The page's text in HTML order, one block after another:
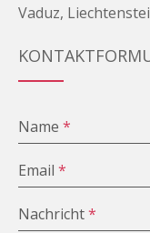
Vaduz,
Name*
Email*
Nachricht*